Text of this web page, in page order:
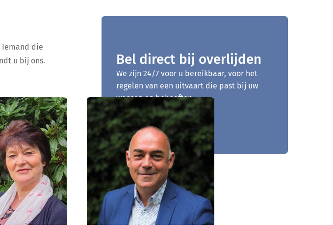
Bel direct bij overlijden
We zijn 24/7 voor u bereikbaar, voor het
regelen van een uitvaart die past bij uw
wensen en behoeften.
0492 - 729 246
Iemand die
u bij ons.